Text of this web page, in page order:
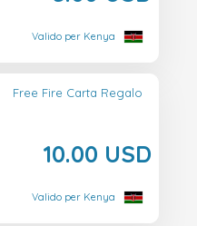
Valido per Kenya
Free Fire Carta Regalo
10.00 USD
Valido per Kenya